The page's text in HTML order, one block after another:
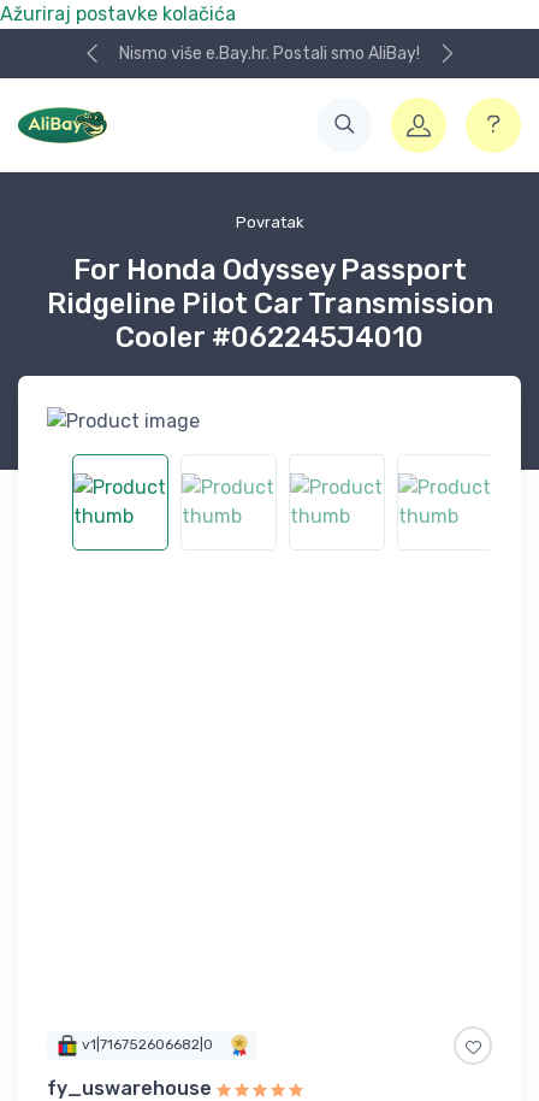
Ažuriraj postavke kolačića
Nismo više e.Bay.hr. Postali smo AliBay!
Povratak
For Honda Odyssey Passport
Ridgeline Pilot Car Transmission
Cooler #062245J4010
v1|716752606682|0
fy_uswarehouse